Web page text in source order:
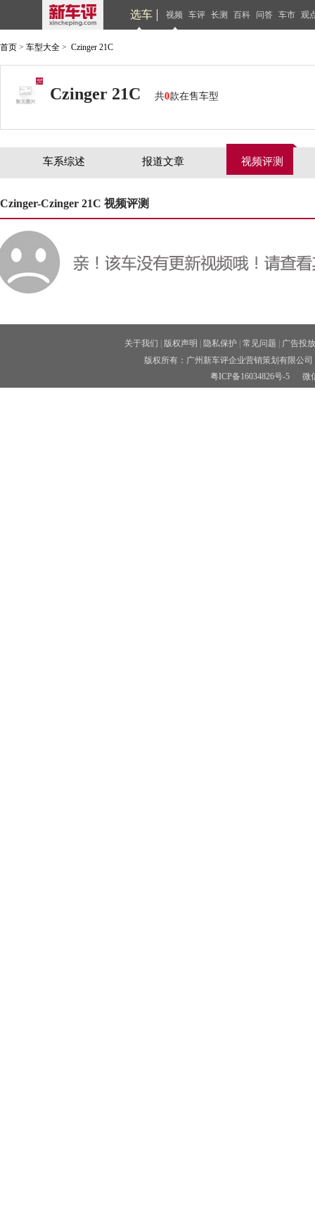
选车 视频 车评 长测 百科 问答 车市 观
首页 > 车型大全 > Czinger 21C
Czinger 21C 共0款在售车型
车系综述 报道文章 视频评测
Czinger-Czinger 21C 视频评测
关于我们 版权声明 隐私保护 常见问题
广告投放
版权所有：广州新车评企业营销策划有限公
粤ICP备16034826号-5微信